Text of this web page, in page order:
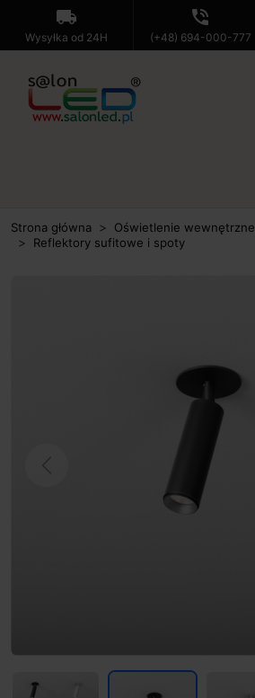
local_shipping
Wysyłka od 24H
phone_in_talk
(+48) 694-000-777
Strona główna
Oświetlenie wewnętrzne
Reflektory sufitowe i spoty